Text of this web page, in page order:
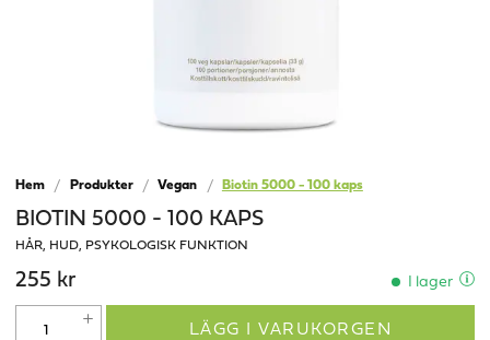
Hem Produkter Vegan Biotin 5000 - 100 kaps
BIOTIN 5000 - 100 KAPS
HÅR, HUD, PSYKOLOGISK FUNKTION
255 kr I lager
LÄGG I VARUKORGEN